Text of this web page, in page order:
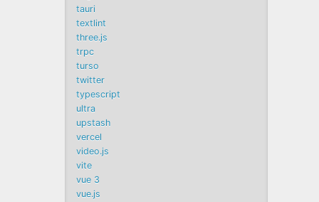
tauri
textlint
three.js
trpc
turso
twitter
typescript
ultra
upstash
vercel
video.js
vite
vue 3
vue.js